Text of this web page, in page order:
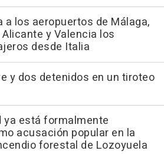
a los aeropuertos de Málaga,
Alicante y Valencia los
desde Italia
y dos detenidos en un tiroteo
ya está formalmente
acusación popular en la
forestal de Lozoyuela